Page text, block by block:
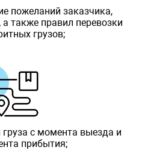
пожеланий заказчика,
также правил перевозки
грузов;
с момента выезда и
прибытия;